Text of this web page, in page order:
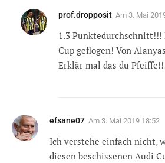
prof.dropposit Am 3. Mai
1.3 Punktedurchschnitt!!!
Cup geflogen! Von
Erklär mal das du
efsane07 Am 3. Mai 2019 18:52
Ich verstehe einfach nicht,
diesen beschissenen Audi